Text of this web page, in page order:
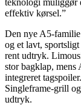
effektiv kørsel.”
Den nye A5-familie
og et lavt,
rent udtryk.
stor bagklap, mens
integreret
Singleframe-grill
udtryk.